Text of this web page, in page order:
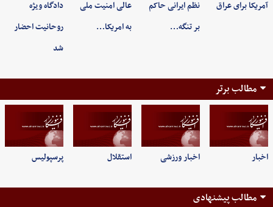
آمریکا برای عراق
نظم ایرانی حاکم
بر تنگه…
عالی امنیت ملی
به امریکا…
دادگاه ویژه
روحانیت احضار
شد
مطالب برتر
اخبار اخبار ورزشی استقلال پرسپولیس
مطالب پیشنهادی